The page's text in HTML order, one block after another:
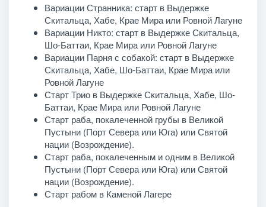
Вариации Странника: старт в Выдержке
Скитальца, Хабе, Крае Мира или Ровной Лагуне
Вариации Никто: старт в Выдержке Скитальца,
Шо-Баттаи, Крае Мира или Ровной Лагуне
Вариации Парня с собакой: старт в Выдержке
Скитальца, Хабе, Шо-Баттаи, Крае Мира или
Ровной Лагуне
Старт Трио в Выдержке Скитальца, Хабе, Шо-
Баттаи, Крае Мира или Ровной Лагуне
Старт раба, покалеченной грубы в Великой
Пустыни (Порт Севера или Юга) или Святой
нации (Возрождение).
Старт раба, покалеченным и одним в Великой
Пустыни (Порт Севера или Юга) или Святой
нации (Возрождение).
Старт рабом в Каменой Лагере